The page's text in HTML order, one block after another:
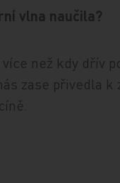
vlna naučila?
než kdy dřív
zase přivedla